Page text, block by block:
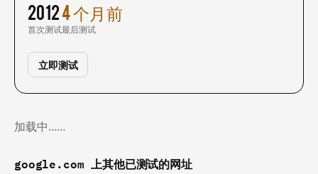
2012
首次测试
4 个月前
最后测试
立即测试
加载中……
google.com 上其他已测试的网址